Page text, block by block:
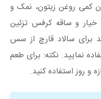
کمی روغن زیتون، نمک و
خیار و ساقه کرفس تزئین
برای سالاد قارچ از سس
نمایید. نکته: برای طعم
و روز استفاده کنید.